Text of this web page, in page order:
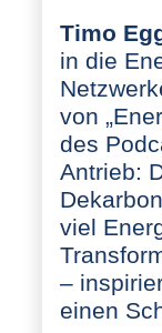
Timo
in die
von
des
Antrieb:
viel
–
einen